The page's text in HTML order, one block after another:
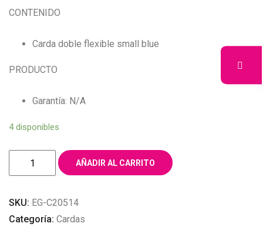
CONTENIDO
Carda doble flexible small blue
PRODUCTO
Garantía: N/A
4 disponibles
CARDA
DOBLE
SMALL
BLUE,
AÑADIR AL CARRITO
SKU: EG-C20514
Categoría: Cardas